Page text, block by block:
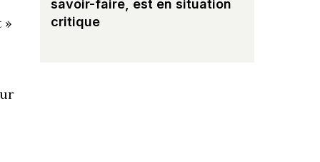
»
savoir-faire, est en situation
critique